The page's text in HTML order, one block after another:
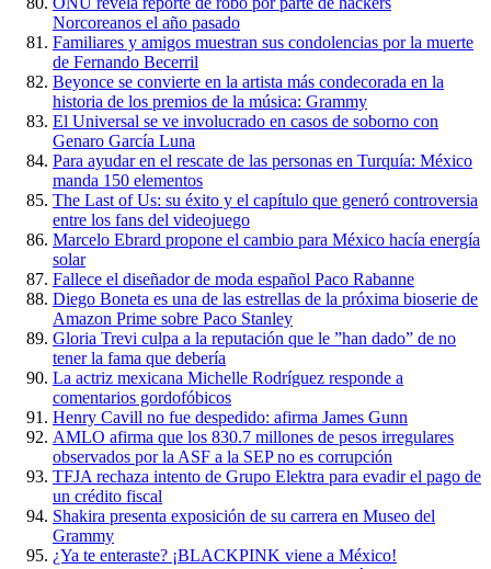
Norcoreanos el año pasado
Familiares y amigos muestran sus condolencias por la muerte
de Fernando Becerril
Beyonce se convierte en la artista más condecorada en la
historia de los premios de la música: Grammy
El Universal se ve involucrado en casos de soborno con
Genaro García Luna
Para ayudar en el rescate de las personas en Turquía: México
manda 150 elementos
The Last of Us: su éxito y el capítulo que generó controversia
entre los fans del videojuego
Marcelo Ebrard propone el cambio para México hacía energía
solar
Fallece el diseñador de moda español Paco Rabanne
Diego Boneta es una de las estrellas de la próxima bioserie de
Amazon Prime sobre Paco Stanley
Gloria Trevi culpa a la reputación que le ”han dado” de no
tener la fama que debería
La actriz mexicana Michelle Rodríguez responde a
comentarios gordofóbicos
Henry Cavill no fue despedido: afirma James Gunn
AMLO afirma que los 830.7 millones de pesos irregulares
observados por la ASF a la SEP no es corrupción
TFJA rechaza intento de Grupo Elektra para evadir el pago de
un crédito fiscal
Shakira presenta exposición de su carrera en Museo del
Grammy
¿Ya te enteraste? ¡BLACKPINK viene a México!